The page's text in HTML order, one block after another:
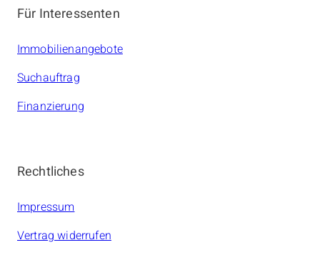
Für Interessenten
Immobilienangebote
Suchauftrag
Finanzierung
Rechtliches
Impressum
Vertrag widerrufen